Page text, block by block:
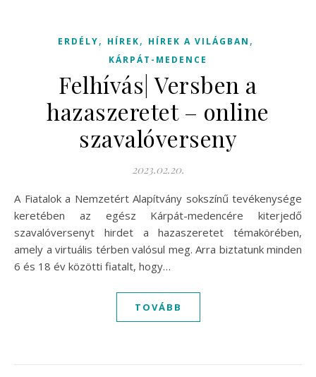
ERDÉLY, HÍREK, HÍREK A VILÁGBAN ,
KÁRPÁT-MEDENCE
Felhívás| Versben a
hazaszeretet – online
szavalóverseny
2023.02.20.
A Fiatalok a Nemzetért Alapítvány sokszínű tevékenysége
keretében az egész Kárpát-medencére kiterjedő
szavalóversenyt hirdet a hazaszeretet témakörében,
amely a virtuális térben valósul meg. Arra biztatunk minden
6 és 18 év közötti fiatalt, hogy…
TOVÁBB